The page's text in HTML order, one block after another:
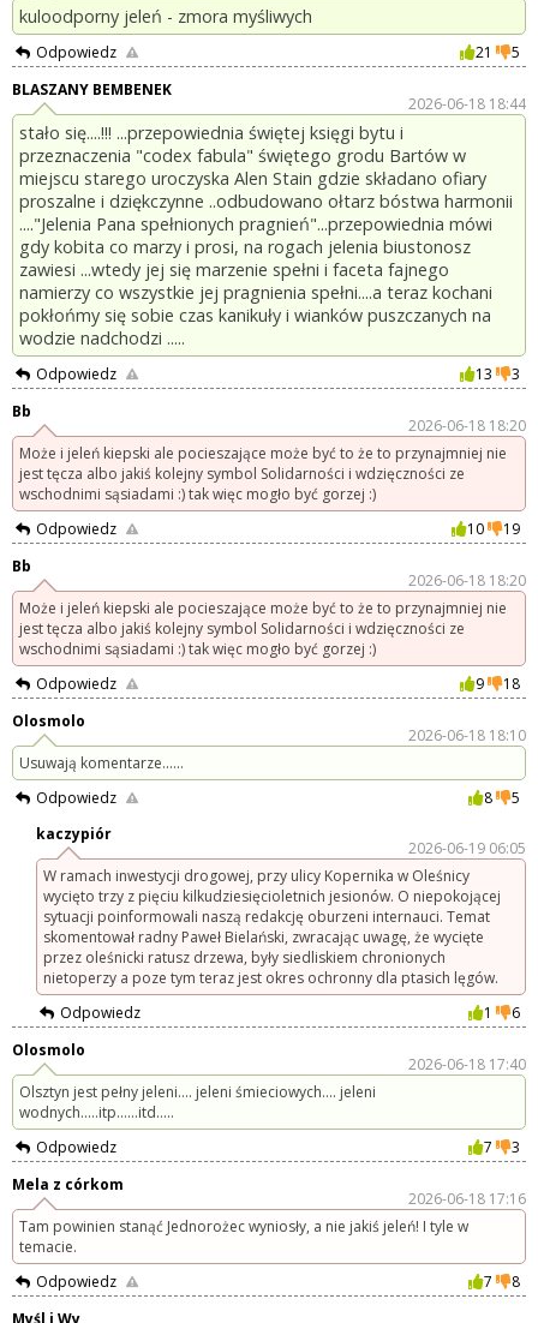
kuloodporny jeleń - zmora myśliwych
Odpowiedz 21
5
BLASZANY BEMBENEK
2026-06-18 18:44
stało się....!!! ...przepowiednia świętej księgi bytu i
przeznaczenia "codex fabula" świętego grodu Bartów w
miejscu starego uroczyska Alen Stain gdzie składano ofiary
proszalne i dziękczynne ..odbudowano ołtarz bóstwa harmonii
...."Jelenia Pana spełnionych pragnień"...przepowiednia mówi
gdy kobita co marzy i prosi, na rogach jelenia biustonosz
zawiesi ...wtedy jej się marzenie spełni i faceta fajnego
namierzy co wszystkie jej pragnienia spełni....a teraz kochani
pokłońmy się sobie czas kanikuły i wianków puszczanych na
wodzie nadchodzi .....
Odpowiedz 13
3
Bb
2026-06-18 18:20
Może i jeleń kiepski ale pocieszające może być to że to przynajmniej nie
jest tęcza albo jakiś kolejny symbol Solidarności i wdzięczności ze
wschodnimi sąsiadami :) tak więc mogło być gorzej :)
Odpowiedz
10
19
Bb
2026-06-18 18:20
Może i jeleń kiepski ale pocieszające może być to że to przynajmniej nie
jest tęcza albo jakiś kolejny symbol Solidarności i wdzięczności ze
wschodnimi sąsiadami :) tak więc mogło być gorzej :)
Odpowiedz
9
18
Olosmolo
2026-06-18 18:10
Usuwają komentarze......
Odpowiedz
8
5
kaczypiór
2026-06-19 06:05
W ramach inwestycji drogowej, przy ulicy Kopernika w Oleśnicy
wycięto trzy z pięciu kilkudziesięcioletnich jesionów. O niepokojącej
sytuacji poinformowali naszą redakcję oburzeni internauci. Temat
skomentował radny Paweł Bielański, zwracając uwagę, że wycięte
przez oleśnicki ratusz drzewa, były siedliskiem chronionych
nietoperzy a poze tym teraz jest okres ochronny dla ptasich lęgów.
Odpowiedz
1
6
Olosmolo
2026-06-18 17:40
Olsztyn jest pełny jeleni.... jeleni śmieciowych.... jeleni
wodnych.....itp......itd.....
Odpowiedz
7
3
Mela z córkom
2026-06-18 17:16
Tam powinien stanąć Jednorożec wyniosły, a nie jakiś jeleń! I tyle w
temacie.
Odpowiedz
7
8
Myśl i Wy